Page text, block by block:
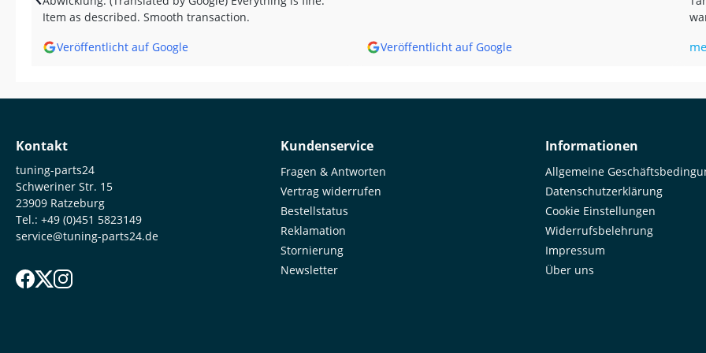
Item as described. Smooth transaction.
Veröffentlicht auf Google
Veröffentlicht auf Google
Kontakt
tuning-parts24
Schweriner Str. 15
23909 Ratzeburg
Tel.: +49 (0)451 5823149
service@tuning-parts24.de
Kundenservice
Fragen & Antworten
Vertrag widerrufen
Bestellstatus
Reklamation
Stornierung
Newsletter
Informationen
Allgemeine
Datenschutzerklärung
Cookie Einstellungen
Widerrufsbelehrung
Impressum
Über uns